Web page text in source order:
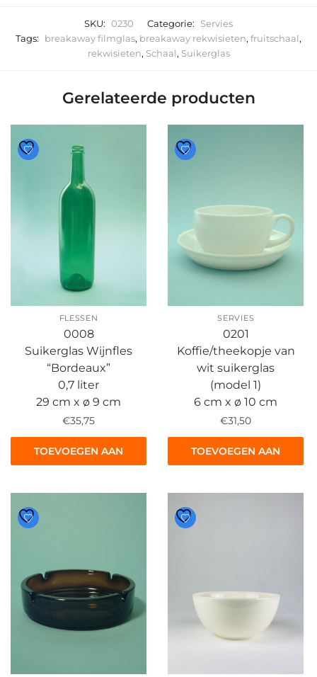
SKU: 0230 Categorie:
Servies
Tags:
breakaway filmglas, breakaway rekwisieten, fruitschaal,
rekwisieten, Schaal, Suikerglas
Gerelateerde producten
FLESSEN
0008
Suikerglas Wijnfles
“Bordeaux”
0,7 liter
29 cm x ø 9 cm
€35,75
TOEVOEGEN AAN
SERVIES
0201
Koffie/theekopje van
wit suikerglas
(model 1)
6 cm x ø 10 cm
€31,50
TOEVOEGEN AAN